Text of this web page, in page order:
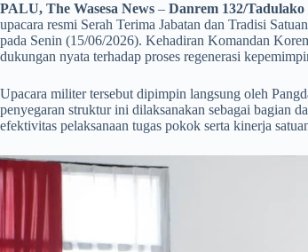
PALU, The Wasesa News – Danrem 132/
upacara resmi Serah Terima Jabatan dan Tradisi
pada Senin (15/06/2026). Kehadiran Komandan
dukungan nyata terhadap proses regenerasi
​Upacara militer tersebut dipimpin langsung oleh
penyegaran struktur ini dilaksanakan sebagai bagian
efektivitas pelaksanaan tugas pokok serta kinerja